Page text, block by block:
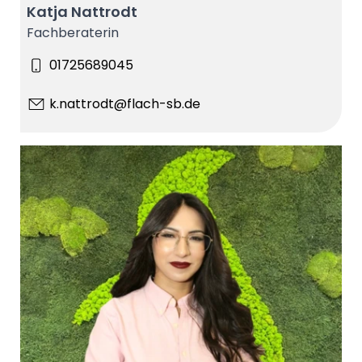
Katja Nattrodt
Fachberaterin
01725689045
k.nattrodt@flach-sb.de